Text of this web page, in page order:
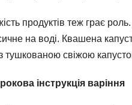
продуктів теж грає
на воді. Квашена
тушкованою свіжою
інструкція варіння